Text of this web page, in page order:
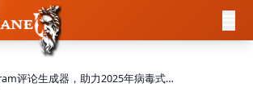
免费Instagram评论生成器，助力2025年病毒式互动